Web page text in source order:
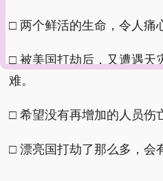
□ 两个鲜活的生命，令人痛
□ 被美国打劫后，又遭遇天
难。
□ 希望没有再增加的人员伤
□ 漂亮国打劫了那么多，会